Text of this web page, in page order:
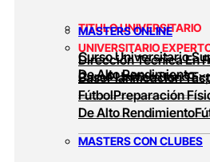
UNIVERSITARIO
Curso Universitario
TITULO UNIVERSITARIO
Curso Universitario
De Alto Rendimiento
MASTERS ONLINE
Dirección Técnica En
BasePlanificación
FútbolPreparación
De Alto Rendimiento
MASTERS CON CLUBES